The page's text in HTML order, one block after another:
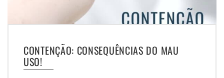
CONTENÇÃO: CONSEQUÊNCIAS DO MAU
USO!